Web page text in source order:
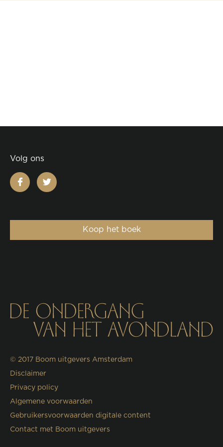
Volg ons
facebooktwitter
Koop het boek
© 2017 Boom uitgevers Amsterdam
Disclaimer
Privacy policy
Algemene voorwaarden
Gebruikersvoorwaarden digitale content
Contact met Boom uitgevers